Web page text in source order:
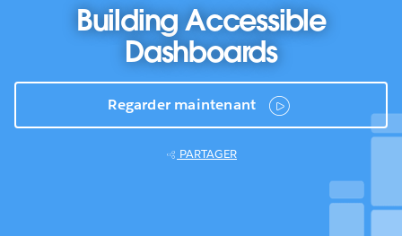
Building Accessible
Dashboards
Regarder maintenant
PARTAGER